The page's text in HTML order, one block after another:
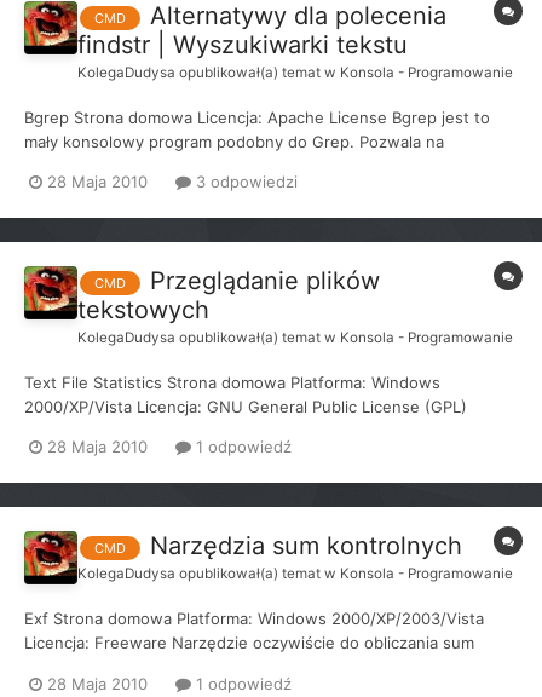
CMD
Alternatywy dla polecenia
findstr | Wyszukiwarki tekstu
KolegaDudysa opublikował(a) temat w Konsola - Programowanie
Bgrep Strona domowa Licencja: Apache License Bgrep jest to
mały konsolowy program podobny do Grep. Pozwala na
uwzględnia wielkość liter, wprowadza numery linii.
28 Maja 2010 3 odpowiedzi
CMD
Przeglądanie plików
tekstowych
KolegaDudysa opublikował(a) temat w Konsola - Programowanie
Text File Statistics Strona domowa Platforma: Windows
2000/XP/Vista Licencja: GNU General Public License (GPL)
tekstowego. Statystyki obejmują EOL (End Of Line) jest to
znacznik wstawiany, poprzez naciśnięcie klawisza ent...
28 Maja 2010 1 odpowiedź
CMD Narzędzia sum kontrolnych
KolegaDudysa opublikował(a) temat w Konsola - Programowanie
Exf Strona domowa Platforma: Windows 2000/XP/2003/Vista
Licencja: Freeware Narzędzie oczywiście do obliczania sum
- SHA1, SHA2 (SHA256, SHA384, SHA512) - RIPEMD128,
28 Maja 2010 1 odpowiedź